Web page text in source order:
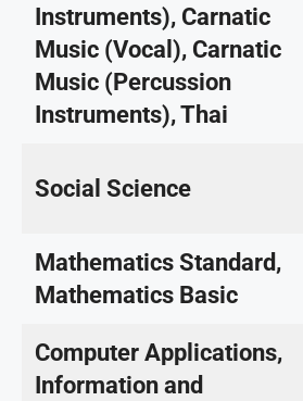
Instruments), Carnatic
Music (Vocal), Carnatic
Music (Percussion
Instruments), Thai
Social Science
Mathematics Standard,
Mathematics Basic
Computer Applications,
Information and